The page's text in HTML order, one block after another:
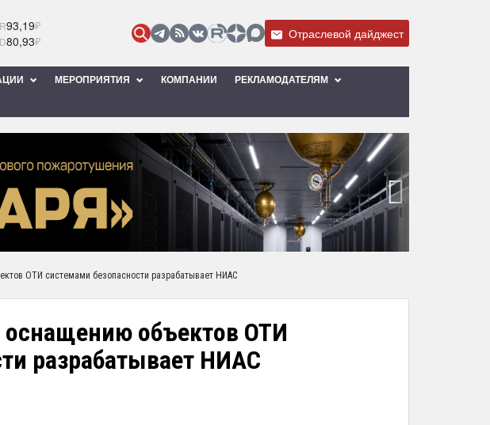
93,19₽
80,93₽ Отраслевой дайджест
МЕРОПРИЯТИЯ КОМПАНИИ
РЕКЛАМОДАТЕЛЯМ
ОТИ системами безопасности разрабатывает НИАС
оснащению объектов ОТИ
разрабатывает НИАС